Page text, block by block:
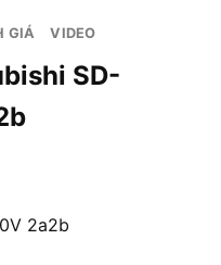
GIÁ VIDEO
SD-
2a2b